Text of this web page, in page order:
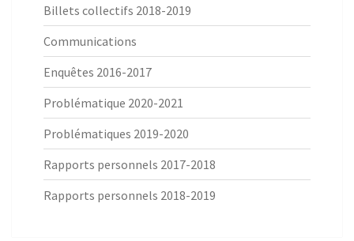
Billets collectifs 2018-2019
Communications
Enquêtes 2016-2017
Problématique 2020-2021
Problématiques 2019-2020
Rapports personnels 2017-2018
Rapports personnels 2018-2019